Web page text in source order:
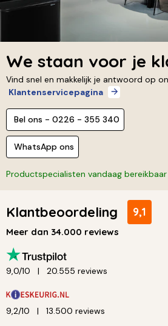
We staan voor je
Vind snel en makkelijk je antwoord op
Klantenservicepagina
Bel ons - 0226 - 355 340
WhatsApp ons
Productspecialisten vandaag
Klantbeoordeling 9,1
Meer dan 34.000 reviews
9,0/10 20.555 reviews
9,2/10 13.500 reviews